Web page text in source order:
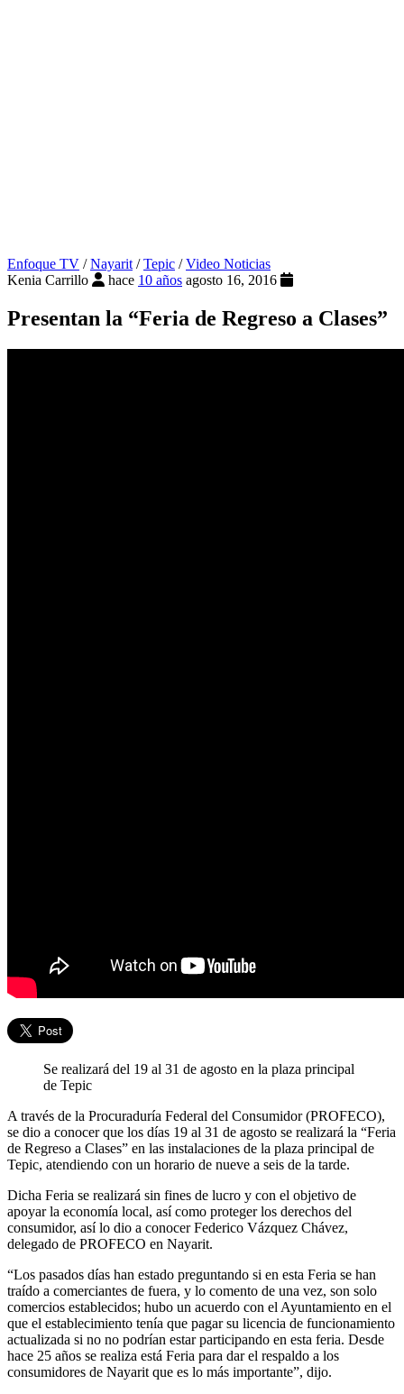
Enfoque TV /Nayarit/Tepic /Video Noticias
Kenia Carrillo
hace 10 años agosto 16, 2016
Presentan la “Feria de Regreso a Clases”
Se realizará del 19 al 31 de agosto en la plaza principal
de Tepic
A través de la Procuraduría Federal del Consumidor (PROFECO),
se dio a conocer que los días 19 al 31 de agosto se realizará la “Feria
de Regreso a Clases” en las instalaciones de la plaza principal de
Tepic, atendiendo con un horario de nueve a seis de la tarde.
Dicha Feria se realizará sin fines de lucro y con el objetivo de
apoyar la economía local, así como proteger los derechos del
consumidor, así lo dio a conocer Federico Vázquez Chávez,
delegado de PROFECO en Nayarit.
“Los pasados días han estado preguntando si en esta Feria se han
traído a comerciantes de fuera, y lo comento de una vez, son solo
comercios establecidos; hubo un acuerdo con el Ayuntamiento en el
que el establecimiento tenía que pagar su licencia de funcionamiento
actualizada si no no podrían estar participando en esta feria. Desde
hace 25 años se realiza está Feria para dar el respaldo a los
consumidores de Nayarit que es lo más importante”, dijo.